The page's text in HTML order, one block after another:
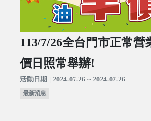
113/7/26全台門市正常營
價日照常舉辦!
活動日期 | 2024-07-26 ~ 2024-07-26
最新消息